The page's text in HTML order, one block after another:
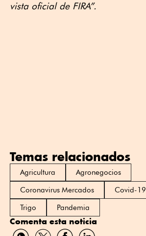
vista oficial de FIRA”.
Temas relacionados
Agricultura
Agronegocios
Coronavirus Mercados
Covid-19
Trigo
Pandemia
Comenta esta noticia